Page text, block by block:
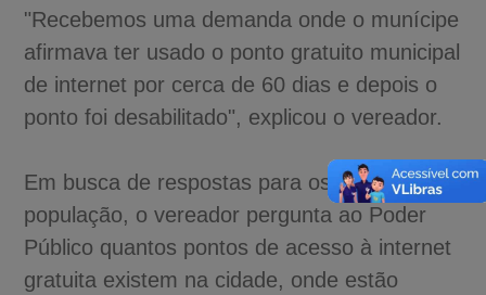
"Recebemos uma demanda onde o munícipe
afirmava ter usado o ponto gratuito municipal
de internet por cerca de 60 dias e depois o
ponto foi desabilitado", explicou o vereador.
Em busca de respostas para os anseios da
população, o vereador pergunta ao Poder
Público quantos pontos de acesso à internet
gratuita existem na cidade, onde estão